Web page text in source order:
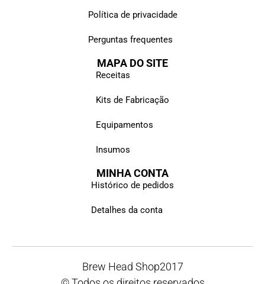
Política de privacidade
Perguntas frequentes
MAPA DO SITE
Receitas
Kits de Fabricação
Equipamentos
Insumos
MINHA CONTA
Histórico de pedidos
Detalhes da conta
Brew Head Shop2017